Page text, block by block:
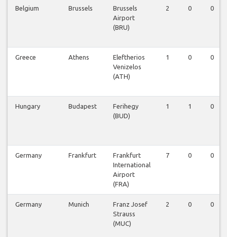
Belgium Brussels
Brussels
Airport
(BRU)
2 0 0
Greece Athens
Eleftherios
Venizelos
(ATH)
1 0 0
Hungary Budapest
Ferihegy
(BUD)
1 1 0
Germany Frankfurt
Frankfurt
International
Airport
(FRA)
7 0 0
Germany Munich
Franz Josef
Strauss
(MUC)
2 0 0